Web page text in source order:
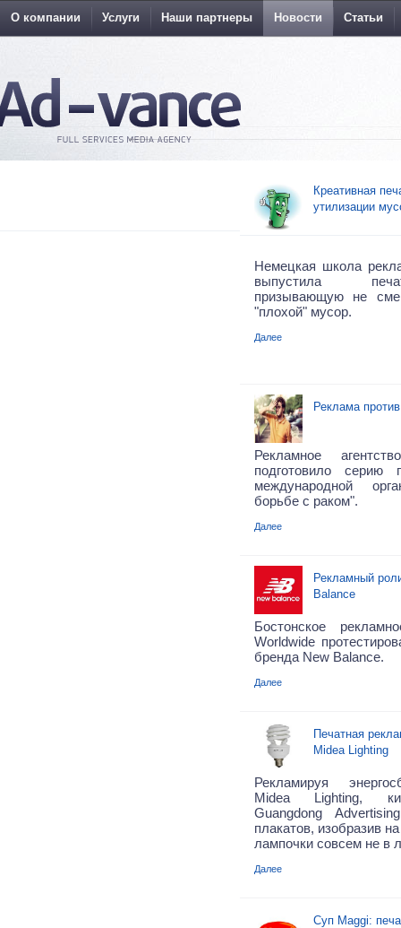
О компании Услуги Наши партнеры Новости Статьи
Креативная
утилизации
Немецкая школа
выпустила
призывающую не
"плохой" мусор.
Далее
Реклама
Рекламное
подготовило серию
международной
борьбе с раком".
Далее
Рекламный
Balance
Бостонское
Worldwide
бренда New Balance.
Далее
Печатная
Midea Lighting
Рекламируя
Midea Lighting,
Guangdong
плакатов, изобразив
лампочки совсем не в
Далее
Суп Maggi: